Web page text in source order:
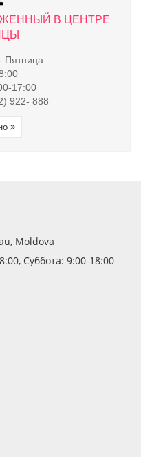
В ЦЕНТРЕ
Пятница:
17:00
922- 888
Moldova
Суббота: 9:00-18:00